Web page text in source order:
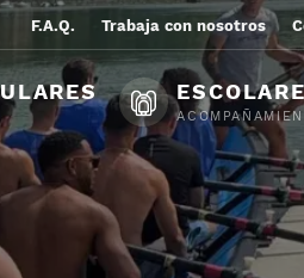
F.A.Q. Trabaja con nosotros